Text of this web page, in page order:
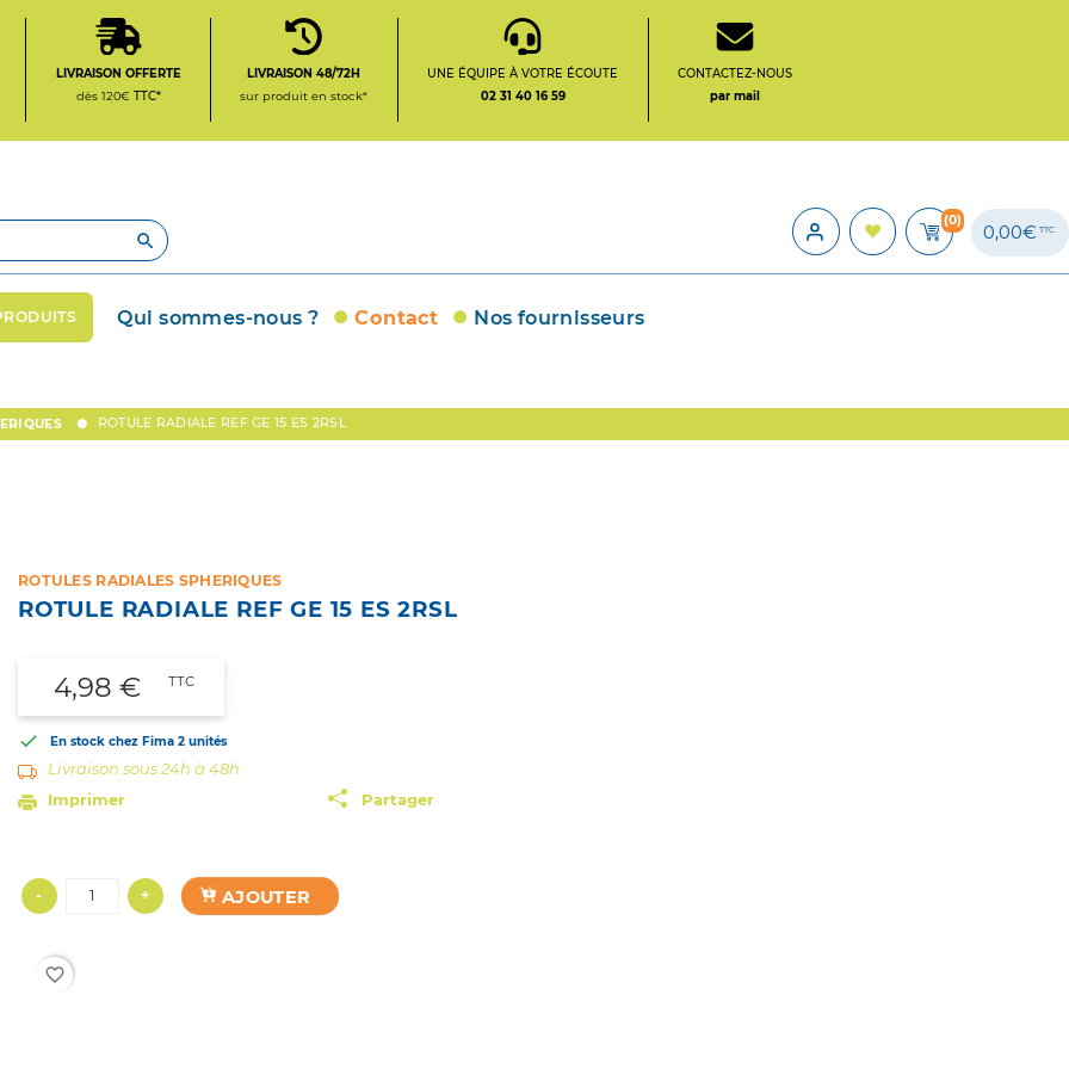
LIVRAISON OFFERTE
dès 120€ TTC*
LIVRAISON 48/72H
sur produit en stock*
UNE ÉQUIPE À VOTRE ÉCOUTE
02 31 40 16 59
CONTACTEZ-NOUS
par mail

(0)
0,00€TTC
Qui sommes-nous ? Contact Nos fournisseurs
ROTULE RADIALE REF GE 15 ES 2RSL
ROTULES RADIALES SPHERIQUES
ROTULE RADIALE REF GE 15 ES 2RSL
4,98 € TTC
 En stock chez Fima 2 unités
Livraison sous 24h à 48h
Imprimer
Partager
- + AJOUTER
favorite_border